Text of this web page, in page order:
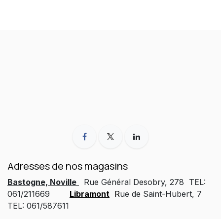
Adresses de nos magasins
Bastogne, Noville
Rue Général Desobry, 278 TEL:
061/211669
Libramont Rue de Saint-Hubert, 7
TEL: 061/587611